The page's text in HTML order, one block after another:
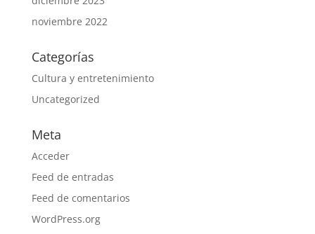
noviembre 2022
Categorías
Cultura y entretenimiento
Uncategorized
Meta
Acceder
Feed de entradas
Feed de comentarios
WordPress.org